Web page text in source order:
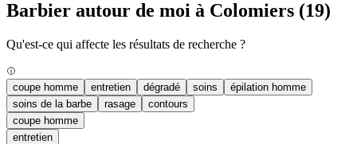
Barbier autour de moi à Colomiers (19)
Qu'est-ce qui affecte les résultats de recherche ?
coupe homme entretien dégradé soins
épilation homme
soins de la barbe
rasage
contours
coupe homme
entretien